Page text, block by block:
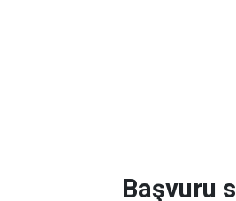
Başvuru